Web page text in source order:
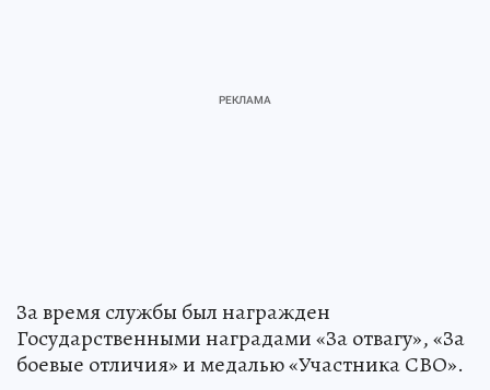
За время службы был награжден
Государственными наградами «За отвагу», «За
боевые отличия» и медалью «Участника СВО».